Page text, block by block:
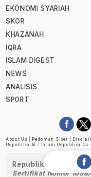
EKONOMI SYARIAH
SKOR
KHAZANAH
IQRA
ISLAM DIGEST
NEWS
ANALISIS
SPORT
About Us Pedoman Siber
Republika.id
Republika telah
Sertifikat Nomor